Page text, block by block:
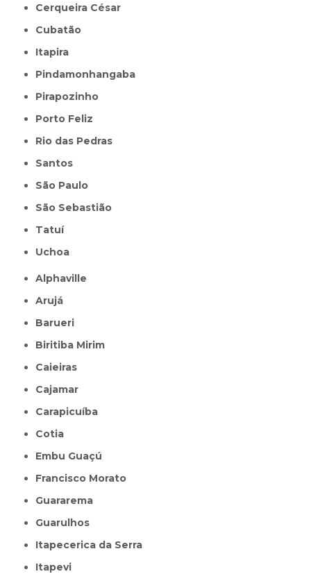
Cerqueira César
Cubatão
Itapira
Pindamonhangaba
Pirapozinho
Porto Feliz
Rio das Pedras
Santos
São Paulo
São Sebastião
Tatuí
Uchoa
Alphaville
Arujá
Barueri
Biritiba Mirim
Caieiras
Cajamar
Carapicuíba
Cotia
Embu Guaçú
Francisco Morato
Guararema
Guarulhos
Itapecerica da Serra
Itapevi